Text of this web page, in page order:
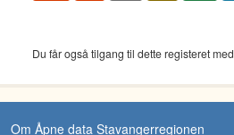
Du får også tilgang til dette registeret med
Om Åpne data Stavangerregionen